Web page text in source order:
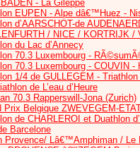
- La Gileppe
EUPEN - Alpe dâ€™Huez -
d’AARSCHOT-de
/ NICE / KORTRIJK /
du Lac d’Annecy
70.3 Luxembourg -
70.3 Luxembourg - COUVIN -
1/4 de GULLEGEM -
de L’eau d’Heure
70.3 Rapperswill-Jona (Zurich)
Prix Belgique ZWEVEGEM-
de CHARLEROI et Duathlon
Barcelone
Provence/ Lâ€™Amphiman / Le